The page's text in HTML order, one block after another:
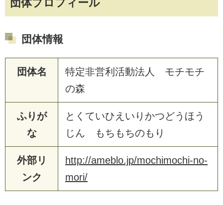
団体プロフィール
団体情報
団体名
特定非営利活動法人 モチモチ
の森
ふりが
な
とくていひえいりかつどうほう
じん もちもちのもり
外部リ
ンク
http://ameblo.jp/mochimochi-no-
mori/